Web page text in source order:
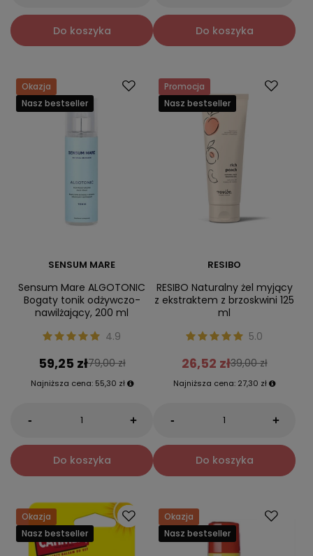
Do koszyka Do koszyka
Okazja
Nasz bestseller
SENSUM MARE
Sensum Mare ALGOTONIC
Bogaty tonik odżywczo-
nawilżający, 200 ml
4.9
59,25 zł79,00 zł
Najniższa cena: 55,30 zł
- +
Do koszyka
Promocja
Nasz bestseller
RESIBO
RESIBO Naturalny żel myjący
z ekstraktem z brzoskwini 125
ml
5.0
26,52 zł39,00 zł
Najniższa cena: 27,30 zł
- +
Do koszyka
Okazja
Nasz bestseller
Okazja
Nasz bestseller